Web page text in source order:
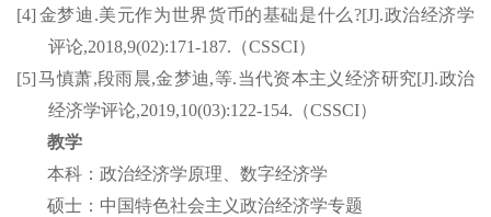
[4] 金梦迪 .美元作为世界货币的基础是什么?[J].政治经济学
评论,2018,9(02):171-187. （CSSCI）
[5]马慎萧,段雨晨,金梦迪,等.当代资本主义经济研究[J].政治
经济学评论,2019,10(03):122-154. （CSSCI）
教学
本科： 政治经济学原理
数字经济学
硕士： 中国特色社会主义政治经济学专题